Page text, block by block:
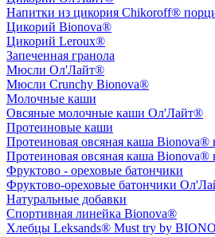
Напитки из цикория Chikoroff®
Цикорий Bionova®
Цикорий Leroux®
Запеченная гранола
Мюсли Ол'Лайт®
Мюсли Crunchy Bionova®
Молочные каши
Овсяные молочные каши Ол'Лайт®
Протеиновые каши
Протеиновая овсяная каша Bionova®
Протеиновая овсяная каша Bionova®
Фруктово - ореховые батончики
Фруктово-ореховые батончики
Натуральные добавки
Спортивная линейка Bionova®
Хлебцы Leksands® Must try by